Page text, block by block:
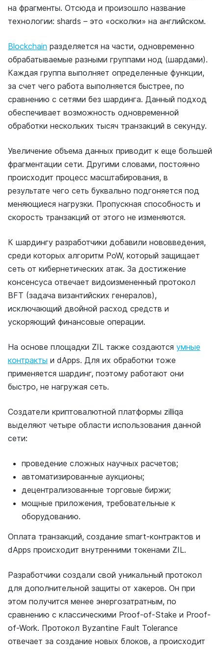
на фрагменты. Отсюда и произошло название
технологии: shards – это «осколки» на английском.
Blockchain разделяется на части, одновременно
обрабатываемые разными группами нод (шардами).
Каждая группа выполняет определенные функции,
за счет чего работа выполняется быстрее, по
сравнению с сетями без шардинга. Данный подход
обеспечивает возможность одновременной
обработки нескольких тысяч транзакций в секунду.
Увеличение объема данных приводит к еще большей
фрагментации сети. Другими словами, постоянно
происходит процесс масштабирования, в
результате чего сеть буквально подгоняется под
меняющиеся нагрузки. Пропускная способность и
скорость транзакций от этого не изменяются.
К шардингу разработчики добавили нововведения,
среди которых алгоритм PoW, который защищает
сеть от кибернетических атак. За достижение
консенсуса отвечает видоизмененный протокол
BFT (задача византийских генералов),
исключающий двойной расход средств и
ускоряющий финансовые операции.
На основе площадки ZIL также создаются умные
контракты и dApps. Для их обработки тоже
применяется шардинг, поэтому работают они
быстро, не нагружая сеть.
Создатели криптовалютной платформы zilliqa
выделяют четыре области использования данной
сети:
проведение сложных научных расчетов;
автоматизированные аукционы;
децентрализованные торговые биржи;
мощные приложения, требовательные к
оборудованию.
Оплата транзакций, создание smart-контрактов и
dApps происходит внутренними токенами ZIL.
Разработчики создали свой уникальный протокол
для дополнительной защиты от хакеров. Он при
этом получится менее энергозатратным, по
сравнению с классическими Proof-of-Stake и Proof-
of-Work. Протокол Byzantine Fault Tolerance
отвечает за создание новых блоков, а происходит